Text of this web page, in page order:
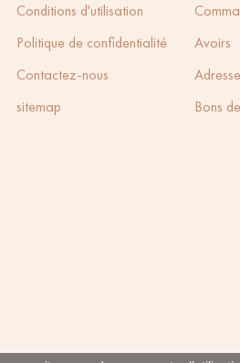
Conditions d'utilisation
Politique de confidentialité
Contactez-nous
sitemap
Avoirs
Bons